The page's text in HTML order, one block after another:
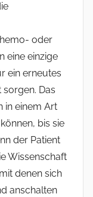
oder
eine einzige
ein erneutes
Das
in einem Art
bis sie
der Patient
Wissenschaft
denen sich
anschalten